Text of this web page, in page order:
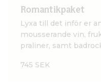
Romantikpaket
Lyxa till det inför er
mousserande vin,
praliner, samt
745 SEK